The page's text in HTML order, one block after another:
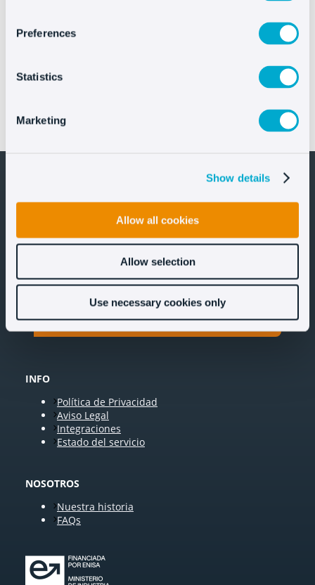
Preferences
Statistics
Marketing
Show details
Allow all cookies
Allow selection
Use necessary cookies only
IFEMA MADRID mejora la atención digital en FITUR
¡Mantengámonos en contacto!
INFO
Política de Privacidad
Aviso Legal
Integraciones
Estado del servicio
NOSOTROS
Nuestra historia
FAQs